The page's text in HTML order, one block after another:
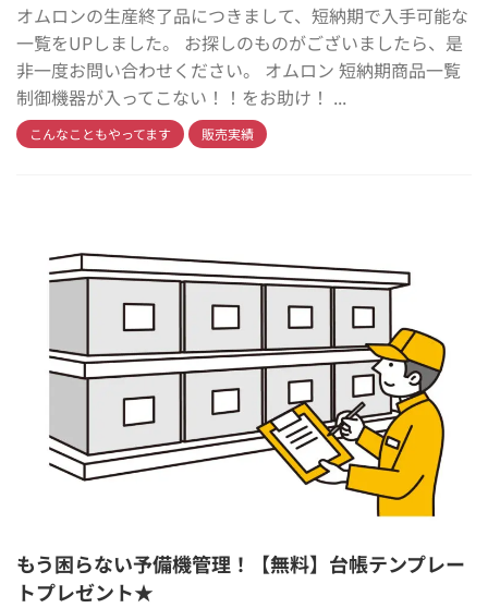
オムロンの生産終了品につきまして、短納期で入手可能な
一覧をUPしました。 お探しのものがございましたら、是
非一度お問い合わせください。 オムロン 短納期商品一覧
制御機器が入ってこない！！をお助け！ ...
こんなこともやってます 販売実績
もう困らない予備機管理！【無料】台帳テンプレー
トプレゼント★